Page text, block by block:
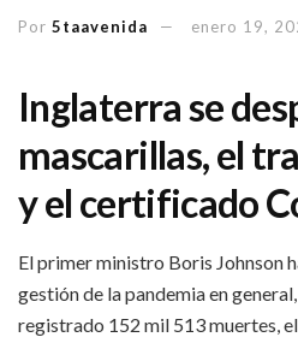
Por 5taavenida enero 19,
Inglaterra se
mascarillas, el
y el certificado
El primer ministro Boris Johnson
gestión de la pandemia en
registrado 152 mil 513 muertes,